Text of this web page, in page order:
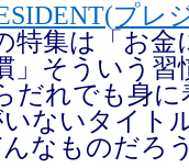
プレ
特集は「お金
」そういう習
だれでも身に
ないタイト
なものだろ